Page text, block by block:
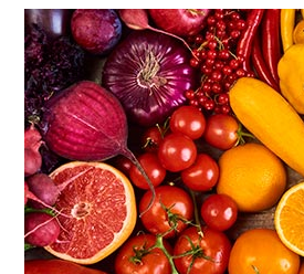
Los
colores
de
la
vitalidad:
antioxidantes
y
fitonutrientes
en
alimentos